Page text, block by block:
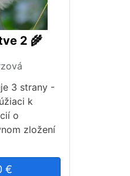
2 🌾
3 strany -
k
o
zložení
€